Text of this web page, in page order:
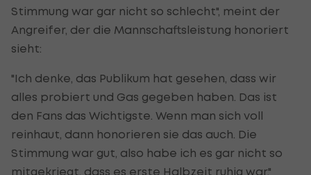
Stimmung war gar nicht so schlecht", meint der
Angreifer, der die Mannschaftsleistung honoriert
sieht:
"Ich denke, das Publikum hat gesehen, dass wir
alles probiert und Gas gegeben haben. Das ist
den Fans das Wichtigste. Wenn man sich voll
reinhaut, dann honorieren sie das auch. Die
Stimmung war gut, also habe ich es gar nicht so
mitgekriegt, dass es erste Halbzeit ruhig war."